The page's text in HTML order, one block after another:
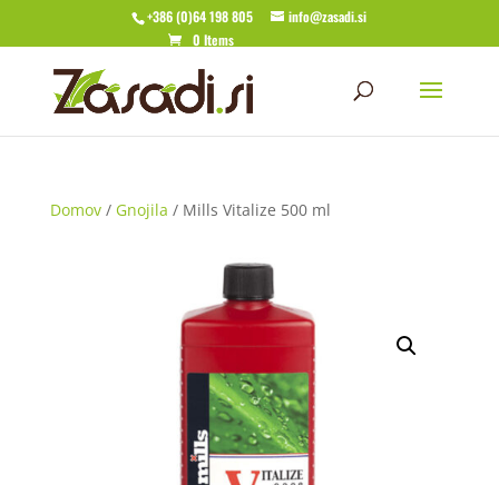
+386 (0)64 198 805
info@zasadi.si
0 Items
Domov/ Gnojila / Mills Vitalize 500 ml